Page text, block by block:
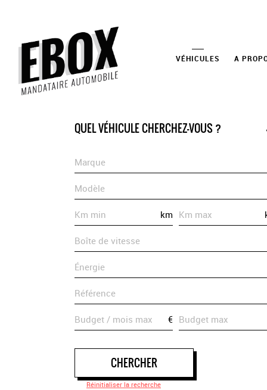
VÉHICULES A
QUEL VÉHICULE CHERCHEZ-VOUS ?
Marque
Modèle
km
Boîte de vitesse
Énergie
€
CHERCHER
Réinitialiser la recherche